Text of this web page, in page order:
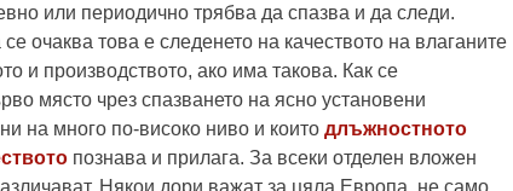
или периодично трябва да спазва и да следи.
очаква това е следенето на качеството на влаганите
и производството, ако има такова. Как се
място чрез спазването на ясно установени
на много по-високо ниво и които длъжностното
познава и прилага. За всеки отделен вложен
Някои дори важат за цяла Европа, не само